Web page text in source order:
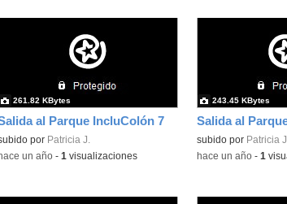
al Parque IncluColón 7
por Patricia J.
261.82 KBytes
-hace un año- 1 visualizaciones
Salida al
subido por Patricia
243.45 KBytes
-hace un año- 1